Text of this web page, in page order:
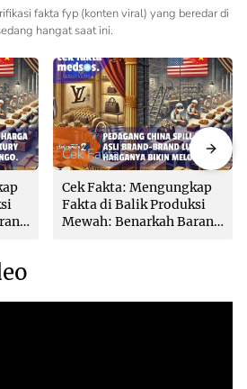
fakta fyp (konten viral) yang beredar di
hangat saat ini.
Cek Fakta
Cek Fakta: Mengungkap
Fakta di Balik Produksi
Mewah: Benarkah Barang